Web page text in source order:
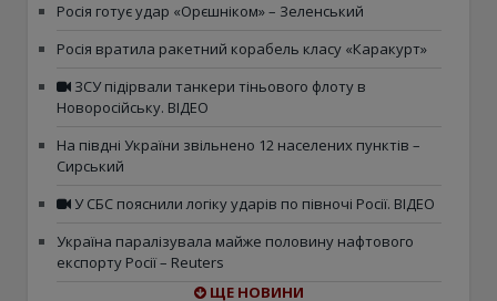
Росія готує удар «Орєшніком» – Зеленський
Росія вратила ракетний корабель класу «Каракурт»
ЗСУ підірвали танкери тіньового флоту в
Новоросійську. ВІДЕО
На півдні України звільнено 12 населених пунктів –
Сирський
У СБС пояснили логіку ударів по півночі Росії. ВІДЕО
Україна паралізувала майже половину нафтового
експорту Росії – Reuters
ЩЕ НОВИНИ